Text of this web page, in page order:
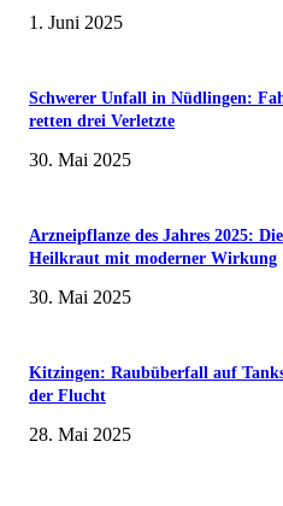
1. Juni 2025
Schwerer Unfall in Nüdlingen:
retten drei Verletzte
30. Mai 2025
Arzneipflanze des Jahres 2025:
Heilkraut mit moderner Wirkung
30. Mai 2025
Kitzingen: Raubüberfall auf
der Flucht
28. Mai 2025